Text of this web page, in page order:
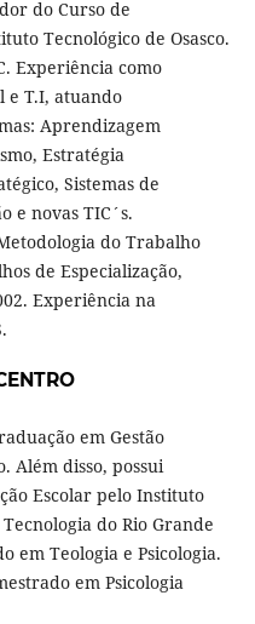
do Curso de
Tecnológico de Osasco.
Experiência como
e T.I, atuando
Aprendizagem
Estratégia
Sistemas de
e novas TIC´s.
do Trabalho
de Especialização,
Experiência na
em Gestão
Além disso, possui
Escolar pelo Instituto
do Rio Grande
em Teologia e Psicologia.
em Psicologia